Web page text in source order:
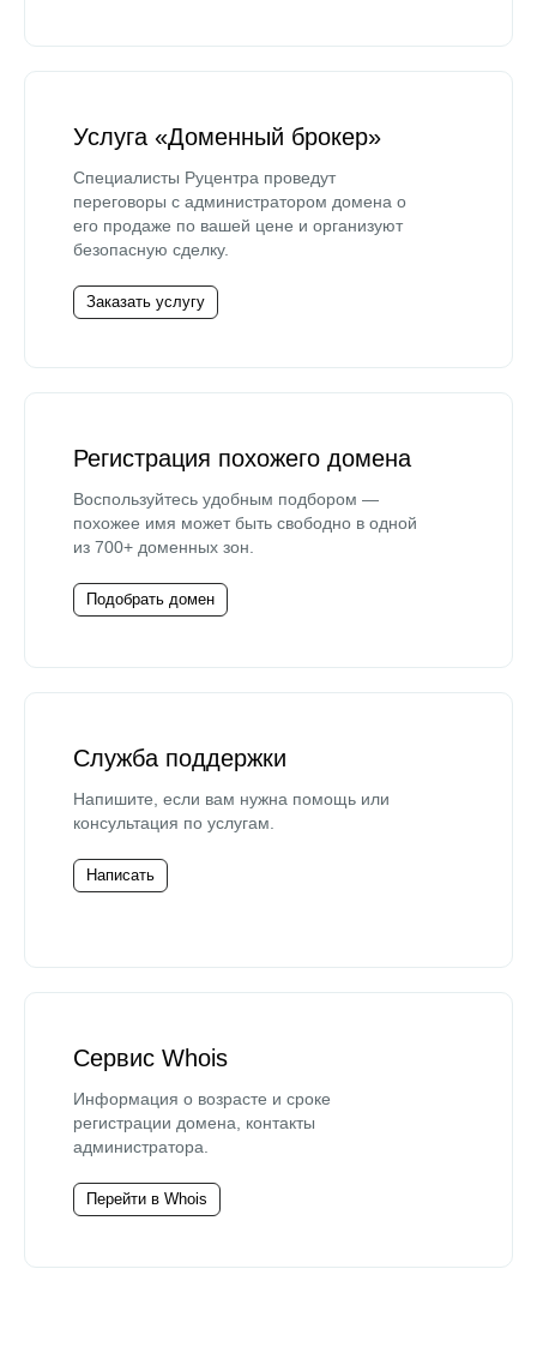
Услуга «Доменный брокер»
Специалисты Руцентра проведут
переговоры с администратором домена о
его продаже по вашей цене и организуют
безопасную сделку.
Заказать услугу
Регистрация похожего домена
Воспользуйтесь удобным подбором —
похожее имя может быть свободно в одной
из 700+ доменных зон.
Подобрать домен
Служба поддержки
Напишите, если вам нужна помощь или
консультация по услугам.
Написать
Сервис Whois
Информация о возрасте и сроке
регистрации домена, контакты
администратора.
Перейти в Whois